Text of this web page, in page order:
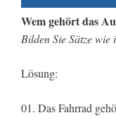
Wem gehört das
Bilden Sie Sätze wie
Lösung:
01. Das Fahrrad